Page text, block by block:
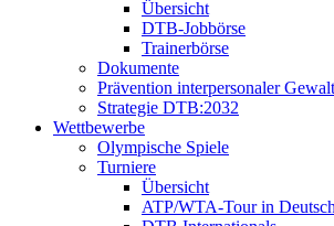
Übersicht
DTB-Jobbörse
Trainerbörse
Dokumente
Prävention interpersonaler Gewalt
Strategie DTB:2032
Wettbewerbe
Olympische Spiele
Turniere
Übersicht
ATP/WTA-Tour in